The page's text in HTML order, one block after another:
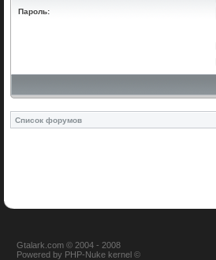
Пароль:
Список форумов
Gtalark.com © 2004 - 2008
Powered by PHP-Nuke kernel ©